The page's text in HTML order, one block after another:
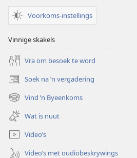
Voorkoms-instellings
Vinnige skakels
Vra om besoek te word
Soek na ’n vergadering
(maak
nuwe
venster
oop)
Vind ’n Byeenkoms
(maak
nuwe
venster
oop)
Wat is nuut
Video’s
Video’s met oudiobeskrywings